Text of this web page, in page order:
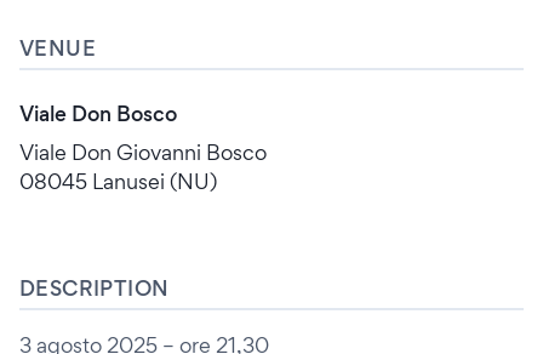
VENUE
Viale Don Bosco
Viale Don Giovanni Bosco
08045 Lanusei (NU)
DESCRIPTION
3 agosto 2025 – ore 21,30